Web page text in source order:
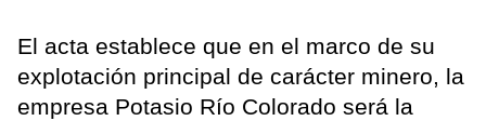
El acta establece que en el marco de su
explotación principal de carácter minero, la
empresa Potasio Río Colorado será la